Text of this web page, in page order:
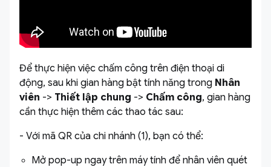
Để thực hiện việc chấm công trên điện thoại di
động, sau khi gian hàng bật tính năng trong Nhân
viên -> Thiết lập chung -> Chấm công, gian hàng
cần thực hiện thêm các thao tác sau:
- Với mã QR của chi nhánh (1), bạn có thể:
Mở pop-up ngay trên máy tính để nhân viên quét